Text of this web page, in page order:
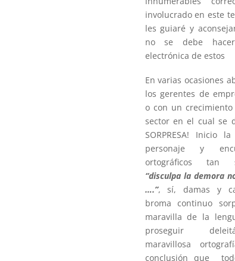
involucrado en este
les guiaré y
no se debe
electrónica de estos
En varias ocasiones
los gerentes de
o con un
sector en el cual se
SORPRESA! Inicio
personaje y
ortográficos tan
“disculpa la demora
….”, sí, damas y
broma continuo
maravilla de la
proseguir
maravillosa
conclusión que